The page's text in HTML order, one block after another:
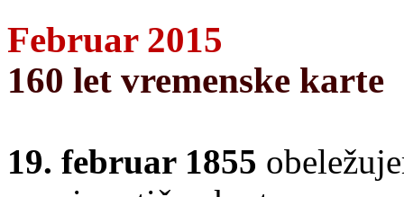
Februar 2015
160 let vremenske karte
19. februar 1855